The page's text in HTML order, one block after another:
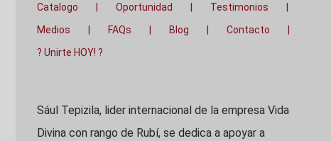
Catalogo
Oportunidad
Testimonios
Medios
FAQs Blog
Contacto
? Unirte HOY! ?
Sául Tepizila, lider internacional de la empresa Vida
Divina con rango de Rubí, se dedica a apoyar a